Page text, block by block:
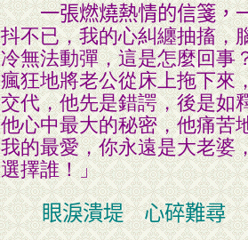
一張燃燒熱情的信箋，
抖不已，我的心糾纏抽搐，
冷無法動彈，這是怎麼回事
瘋狂地將老公從床上拖下來
交代，他先是錯諤，後是如
他心中最大的秘密，他痛苦
我的最愛，你永遠是大老婆
選擇誰！」
眼淚潰堤 心碎難尋